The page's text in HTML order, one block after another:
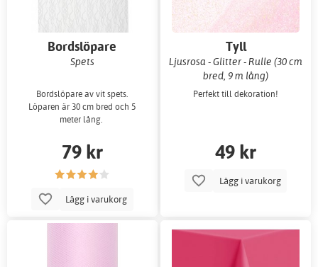
Bordslöpare
Spets
Bordslöpare av vit spets.
Löparen är 30 cm bred och 5
meter lång.
79 kr
Lägg i varukorg
Tyll
Ljusrosa - Glitter - Rulle (30 cm
bred, 9 m lång)
Perfekt till dekoration!
49 kr
Lägg i varukorg